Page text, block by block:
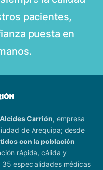
pacientes,
puesta en
Carrión, empresa
de Arequipa; desde
con la población
rápida, cálida y
especialidades médicas